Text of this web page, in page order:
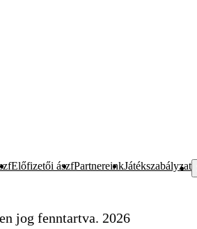
Előfizetői ászfPartnereinkJátékszabályzat
jog fenntartva. 2026